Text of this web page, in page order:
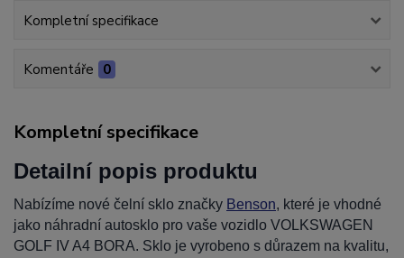
Kompletní specifikace
Komentáře 0
Kompletní specifikace
Detailní popis produktu
Nabízíme nové čelní sklo značky Benson, které je vhodné
jako náhradní autosklo pro vaše vozidlo VOLKSWAGEN
GOLF IV A4 BORA. Sklo je vyrobeno s důrazem na kvalitu,